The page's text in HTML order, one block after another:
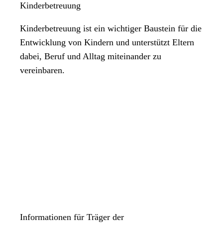
Kinderbetreuung
Kinderbetreuung ist ein wichtiger Baustein für die
Entwicklung von Kindern und unterstützt Eltern
dabei, Beruf und Alltag miteinander zu
vereinbaren.
Informationen für Träger der